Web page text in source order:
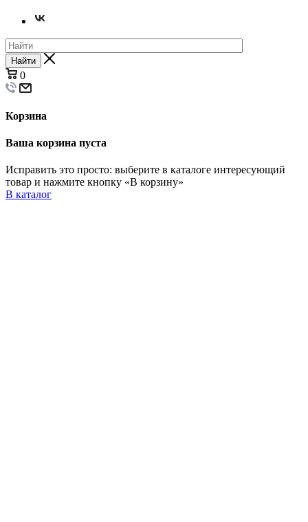
Найти
0
Корзина
Ваша корзина пуста
Исправить это просто: выберите в каталоге интересующий
товар и нажмите кнопку «В корзину»
В каталог